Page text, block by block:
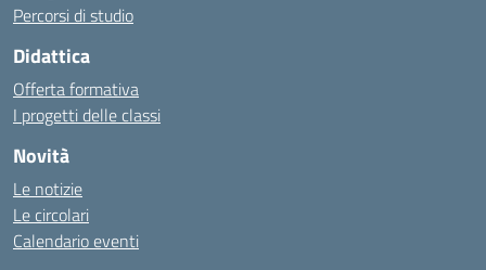
Percorsi di studio
Didattica
Offerta formativa
I progetti delle classi
Novità
Le notizie
Le circolari
Calendario eventi